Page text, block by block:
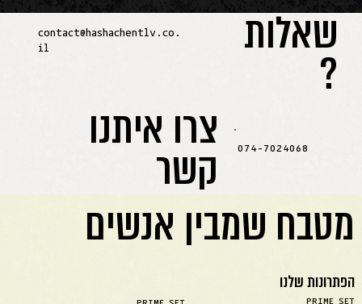
contact@hashachentlv.co.
il
שאלות
?
צרו איתנו
קשר 074-7024068
מטבח שמבין אנשים
הפתרונות שלנו
PRIME SET